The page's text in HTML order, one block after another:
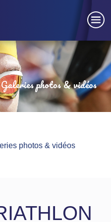
Galeries photos & vidéos
photos & vidéos